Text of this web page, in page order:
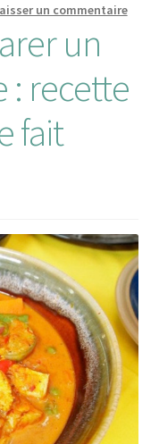
un commentaire
un
: recette
fait